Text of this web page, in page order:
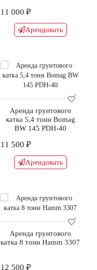
11 000 ₽
Арендовать
Аренда грунтового
катка 5,4 тонн Bomag
BW 145 PDH-40
11 500 ₽
Арендовать
Аренда грунтового
катка 8 тонн Hamm 3307
12 500 ₽